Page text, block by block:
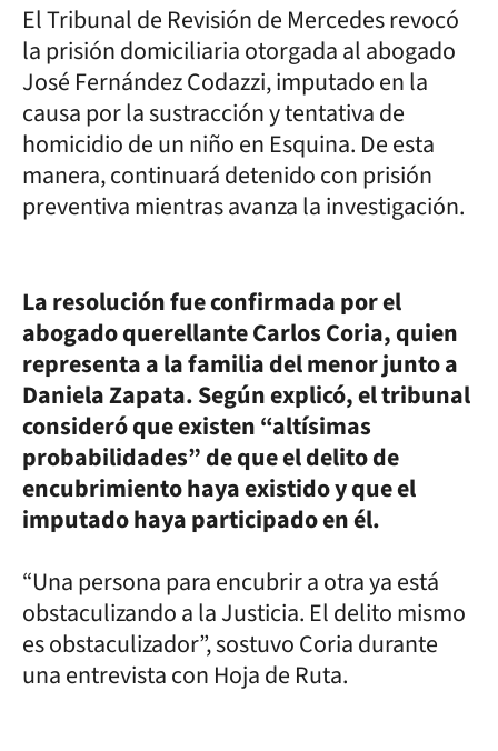
El Tribunal de Revisión de Mercedes revocó
la prisión domiciliaria otorgada al abogado
José Fernández Codazzi, imputado en la
causa por la sustracción y tentativa de
homicidio de un niño en Esquina. De esta
manera, continuará detenido con prisión
preventiva mientras avanza la investigación.
La resolución fue confirmada por el
abogado querellante Carlos Coria, quien
representa a la familia del menor junto a
Daniela Zapata. Según explicó, el tribunal
consideró que existen “altísimas
probabilidades” de que el delito de
encubrimiento haya existido y que el
imputado haya participado en él.
“Una persona para encubrir a otra ya está
obstaculizando a la Justicia. El delito mismo
es obstaculizador”, sostuvo Coria durante
una entrevista con Hoja de Ruta.